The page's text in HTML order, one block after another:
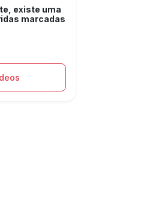
existe uma
marcadas